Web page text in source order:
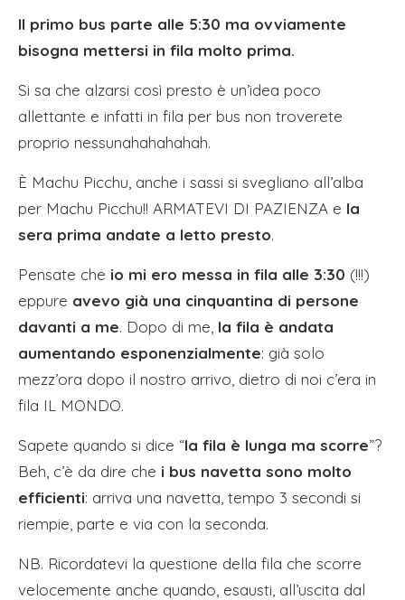
Il primo bus parte alle 5:30 ma ovviamente
bisogna mettersi in fila molto prima.
Si sa che alzarsi così presto è un’idea poco
allettante e infatti in fila per bus non troverete
proprio nessunahahahahah.
È Machu Picchu, anche i sassi si svegliano all’alba
per Machu Picchu!! ARMATEVI DI PAZIENZA e la
sera prima andate a letto presto.
Pensate che io mi ero messa in fila alle 3:30 (!!!)
eppure avevo già una cinquantina di persone
davanti a me. Dopo di me, la fila è andata
aumentando esponenzialmente: già solo
mezz’ora dopo il nostro arrivo, dietro di noi c’era in
fila IL MONDO.
Sapete quando si dice “la fila è lunga ma scorre”?
Beh, c’è da dire che i bus navetta sono molto
efficienti: arriva una navetta, tempo 3 secondi si
riempie, parte e via con la seconda.
NB. Ricordatevi la questione della fila che scorre
velocemente anche quando, esausti, all’uscita dal